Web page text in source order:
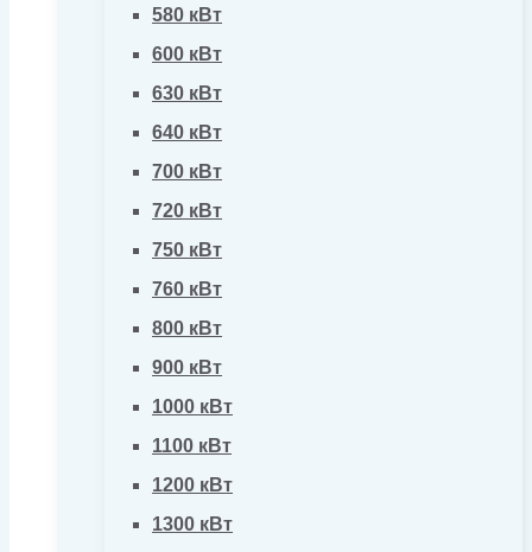
580 кВт
600 кВт
630 кВт
640 кВт
700 кВт
720 кВт
750 кВт
760 кВт
800 кВт
900 кВт
1000 кВт
1100 кВт
1200 кВт
1300 кВт